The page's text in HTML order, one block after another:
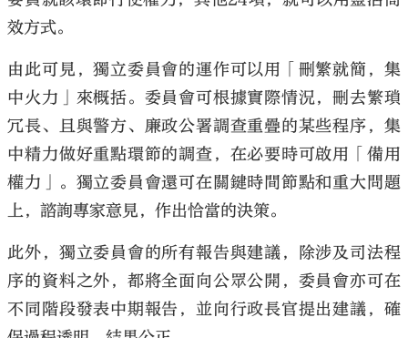
效方式。
由此可見，獨立委員會的運作可以用「刪繁就簡，集
中火力」來概括。委員會可根據實際情況，刪去繁瑣
冗長、且與警方、廉政公署調查重疊的某些程序，集
中精力做好重點環節的調查，在必要時可啟用「備用
權力」。獨立委員會還可在關鍵時間節點和重大問題
上，諮詢專家意見，作出恰當的決策。
此外，獨立委員會的所有報告與建議，除涉及司法程
序的資料之外，都將全面向公眾公開，委員會亦可在
不同階段發表中期報告，並向行政長官提出建議，確